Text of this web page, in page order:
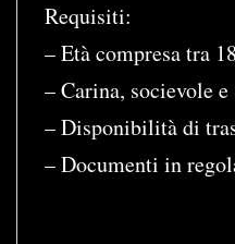
Requisiti:
– Età compresa tra
– Carina, socievole
– Disponibilità di
– Documenti in